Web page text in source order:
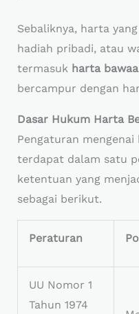
Sebaliknya, harta
hadiah pribadi, atau
termasuk harta
bercampur dengan
Dasar Hukum Harta
Pengaturan
terdapat dalam satu
ketentuan yang
sebagai berikut.
Peraturan
UU Nomor 1
Tahun 1974